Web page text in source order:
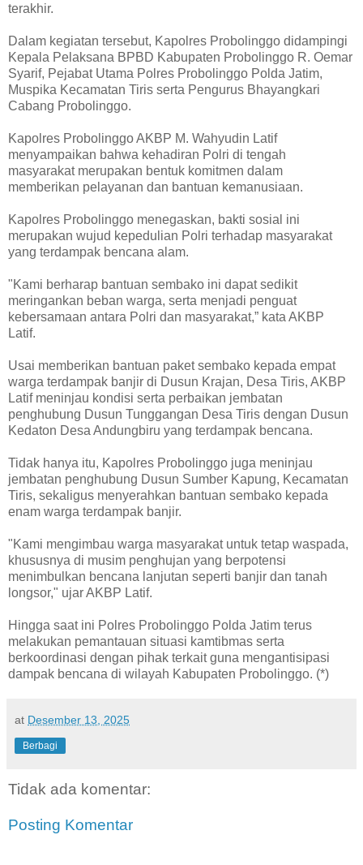
terakhir.
Dalam kegiatan tersebut, Kapolres Probolinggo didampingi
Kepala Pelaksana BPBD Kabupaten Probolinggo R. Oemar
Syarif, Pejabat Utama Polres Probolinggo Polda Jatim,
Muspika Kecamatan Tiris serta Pengurus Bhayangkari
Cabang Probolinggo.
Kapolres Probolinggo AKBP M. Wahyudin Latif
menyampaikan bahwa kehadiran Polri di tengah
masyarakat merupakan bentuk komitmen dalam
memberikan pelayanan dan bantuan kemanusiaan.
Kapolres Probolinggo menegaskan, bakti sosial ini
merupakan wujud kepedulian Polri terhadap masyarakat
yang terdampak bencana alam.
"Kami berharap bantuan sembako ini dapat sedikit
meringankan beban warga, serta menjadi penguat
kebersamaan antara Polri dan masyarakat,” kata AKBP
Latif.
Usai memberikan bantuan paket sembako kepada empat
warga terdampak banjir di Dusun Krajan, Desa Tiris, AKBP
Latif meninjau kondisi serta perbaikan jembatan
penghubung Dusun Tunggangan Desa Tiris dengan Dusun
Kedaton Desa Andungbiru yang terdampak bencana.
Tidak hanya itu, Kapolres Probolinggo juga meninjau
jembatan penghubung Dusun Sumber Kapung, Kecamatan
Tiris, sekaligus menyerahkan bantuan sembako kepada
enam warga terdampak banjir.
"Kami mengimbau warga masyarakat untuk tetap waspada,
khususnya di musim penghujan yang berpotensi
menimbulkan bencana lanjutan seperti banjir dan tanah
longsor," ujar AKBP Latif.
Hingga saat ini Polres Probolinggo Polda Jatim terus
melakukan pemantauan situasi kamtibmas serta
berkoordinasi dengan pihak terkait guna mengantisipasi
dampak bencana di wilayah Kabupaten Probolinggo. (*)
at Desember 13, 2025
Berbagi
Tidak ada komentar:
Posting Komentar